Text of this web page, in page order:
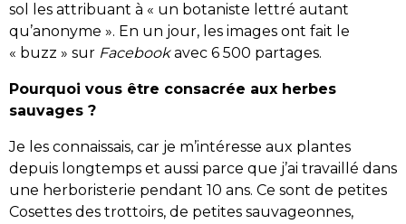
sol les attribuant à « un botaniste lettré autant
qu’anonyme ». En un jour, les images ont fait le
« buzz » sur Facebookavec 6 500 partages.
Pourquoi vous être consacrée aux herbes
sauvages ?
Je les connaissais, car je m’intéresse aux plantes
depuis longtemps et aussi parce que j’ai travaillé dans
une herboristerie pendant 10 ans. Ce sont de petites
Cosettes des trottoirs, de petites sauvageonnes,